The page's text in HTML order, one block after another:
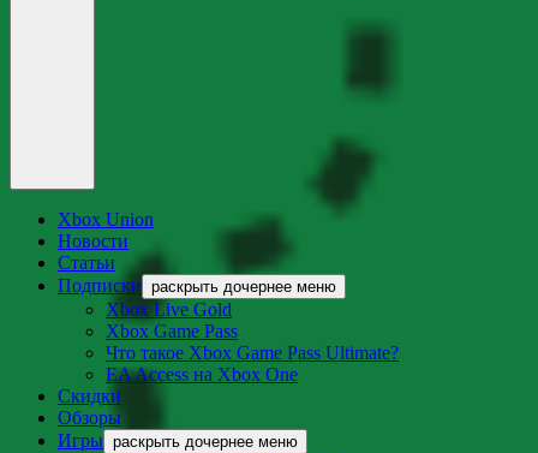
Xbox Union
Новости
Статьи
Подписки раскрыть дочернее меню
Xbox Live Gold
Xbox Game Pass
Что такое Xbox Game Pass Ultimate?
EA Access на Xbox One
Скидки
Обзоры
Игры раскрыть дочернее меню